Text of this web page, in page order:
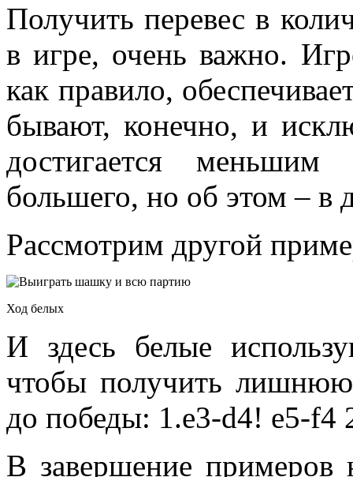
Получить перевес в
в игре, очень важно.
как правило,
бывают, конечно, и
достигается
большего, но об этом – в
Рассмотрим другой
Ход белых
И здесь белые
чтобы получить
до победы: 1.е3-d4! е5-f4
В завершение